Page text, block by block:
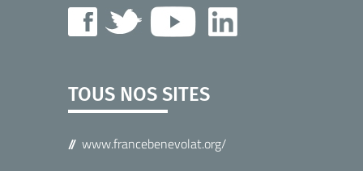
TOUS NOS SITES
www.francebenevolat.org/